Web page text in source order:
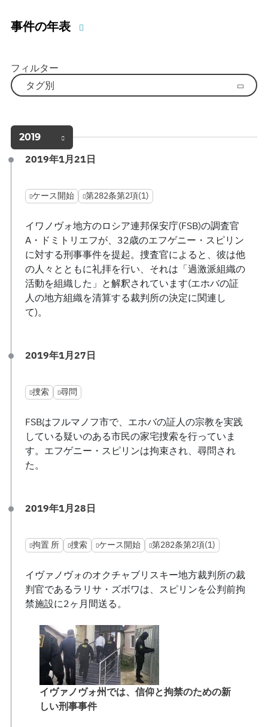
事件の年表
フィルター
タグ別
2019
2019年1月21日
ケース開始 第282条第2項(1)
イワノヴォ地方のロシア連邦保安庁(FSB)の調査官
A・ドミトリエフが、32歳のエフゲニー・スピリン
に対する刑事事件を提起。捜査官によると、彼は他
の人々とともに礼拝を行い、それは「過激派組織の
活動を組織した」と解釈されています(エホバの証
人の地方組織を清算する裁判所の決定に関連し
て)。
2019年1月27日
捜索 尋問
FSBはフルマノフ市で、エホバの証人の宗教を実践
している疑いのある市民の家宅捜索を行っていま
す。エフゲニー・スピリンは拘束され、尋問され
た。
2019年1月28日
拘置 所 捜索 ケース開始 第282条第2項(1)
イヴァノヴォのオクチャブリスキー地方裁判所の裁
判官であるラリサ・ズボワは、スピリンを公判前拘
禁施設に2ヶ月間送る。
イヴァノヴォ州では、信仰と拘禁のための新
しい刑事事件